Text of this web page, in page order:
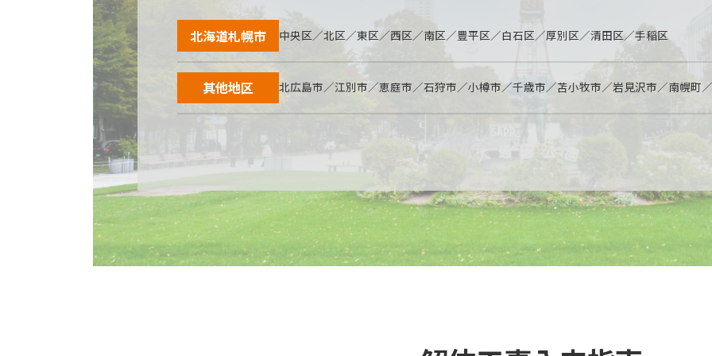
北海道札幌市 中央区／北区／東区／西区／南区／豊平区／白石区／厚別区／清田区／手稲区
其他地区 北広島市／江別市／恵庭市／石狩市／小樽市／千歳市／苫小牧市／岩見沢市／南幌町